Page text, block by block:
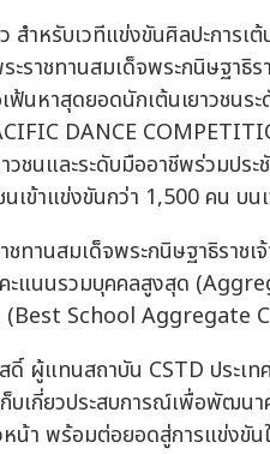
สำหรับเวทีแข่งขันศิลปะการ
ราชทานสมเด็จพระกนิษฐาธิ
ฟ้นหาสุดยอดนักเต้นเยาวชนร
DANCE
วชนและระดับมืออาชีพร่วมปร
นเข้าแข่งขันกว่า 1,500 คน บ
ทานสมเด็จพระกนิษฐาธิราช
คะแนนรวมบุคคลสูงสุด
(Best School
ผู้แทนสถาบัน CSTD ประเท
ก็บเกี่ยวประสบการณ์เพื่อพัฒ
หน้า พร้อมต่อยอดสู่การแข่งขัน